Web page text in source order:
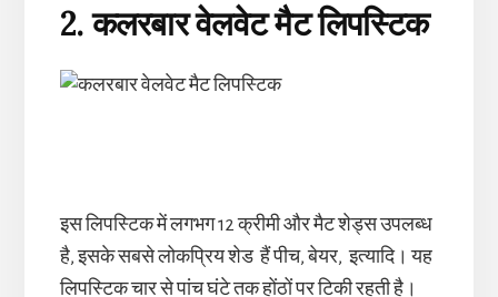
2. कलरबारवेलवेटमैटलिपस्टिक
इस लिपस्टिक में लगभग 12 क्रीमी और मैट शेड्स उपलब्ध
है, इसके सबसे लोकप्रिय शेड हैं पीच, बेयर, इत्यादि। यह
लिपस्टिक चार से पांच घंटे तक होंठों पर टिकी रहती है।